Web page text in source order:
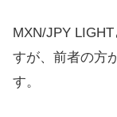
MXN/JPY
すが、前者の方
す。